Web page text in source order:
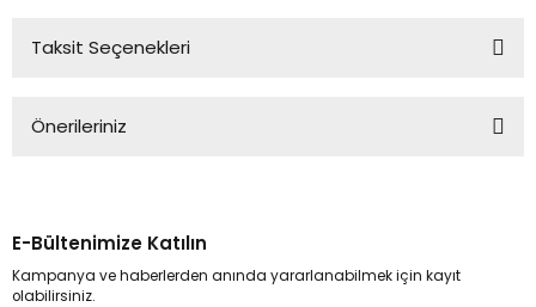
Taksit Seçenekleri
Önerileriniz
kullanarak tarafımıza iletebilirsiniz.
Görüş ve önerileriniz için teşekkür ederiz.
E-Bültenimize Katılın
Kampanya ve haberlerden anında yararlanabilmek için kayıt
olabilirsiniz.